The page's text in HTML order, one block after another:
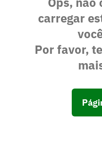
carregar
Por favor,